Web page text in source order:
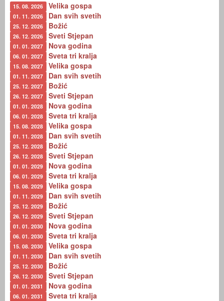
15. 08. 2026 Velika gospa
01. 11. 2026 Dan svih svetih
25. 12. 2026 Božić
26. 12. 2026 Sveti Stjepan
01. 01. 2027 Nova godina
06. 01. 2027 Sveta tri kralja
15. 08. 2027 Velika gospa
01. 11. 2027 Dan svih svetih
25. 12. 2027 Božić
26. 12. 2027 Sveti Stjepan
01. 01. 2028 Nova godina
06. 01. 2028 Sveta tri kralja
15. 08. 2028 Velika gospa
01. 11. 2028 Dan svih svetih
25. 12. 2028 Božić
26. 12. 2028 Sveti Stjepan
01. 01. 2029 Nova godina
06. 01. 2029 Sveta tri kralja
15. 08. 2029 Velika gospa
01. 11. 2029 Dan svih svetih
25. 12. 2029 Božić
26. 12. 2029 Sveti Stjepan
01. 01. 2030 Nova godina
06. 01. 2030 Sveta tri kralja
15. 08. 2030 Velika gospa
01. 11. 2030 Dan svih svetih
25. 12. 2030 Božić
26. 12. 2030 Sveti Stjepan
01. 01. 2031 Nova godina
06. 01. 2031 Sveta tri kralja